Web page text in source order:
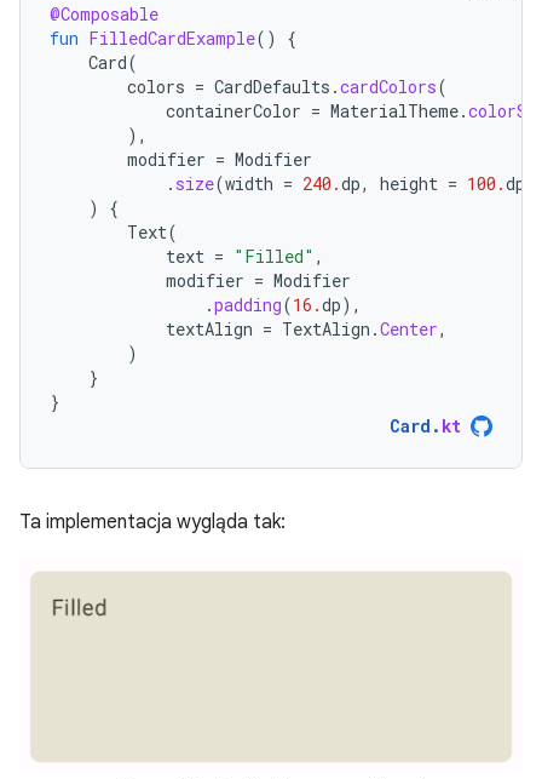
@Composable
fun FilledCardExample()
{
Card(
colors = CardDefaults .cardColors(
containerColor = MaterialTheme.
),
modifier = Modifier
. size(width = 240.dp, height = 100.dp
)
{
Text(
text = "Filled" ,
modifier = Modifier
.padding(16.dp),
textAlign = TextAlign .Center,
)
}
}
Card . kt
Ta implementacja wygląda tak: